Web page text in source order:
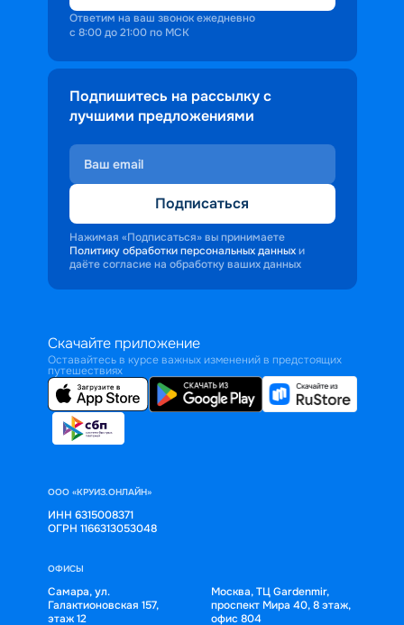
Ответим на ваш звонок ежедневно
с 8:00 до 21:00 по МСК
Подпишитесь на рассылку с
лучшими предложениями
Подписаться
Нажимая «Подписаться» вы принимаете
Политику обработки персональных данных и
даёте согласие на обработку ваших данных
Скачайте приложение
Оставайтесь в курсе важных изменений в предстоящих
путешествиях
ООО «КРУИЗ.ОНЛАЙН»
ИНН 6315008371
ОГРН 1166313053048
ОФИСЫ
Самара, ул.
Галактионовская 157,
этаж 12
Москва, ТЦ Gardenmir,
проспект Мира 40, 8 этаж,
офис 804